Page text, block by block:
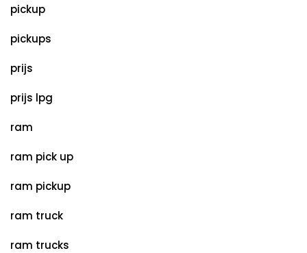
pickup
pickups
prijs
prijs lpg
ram
ram pick up
ram pickup
ram truck
ram trucks